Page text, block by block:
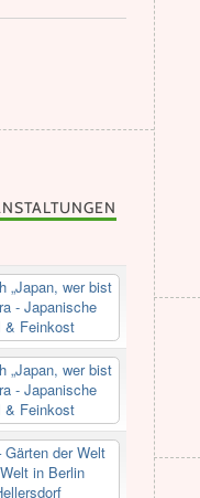
„Japan, wer bist
- Japanische
& Feinkost
„Japan, wer bist
- Japanische
& Feinkost
der Welt
in Berlin